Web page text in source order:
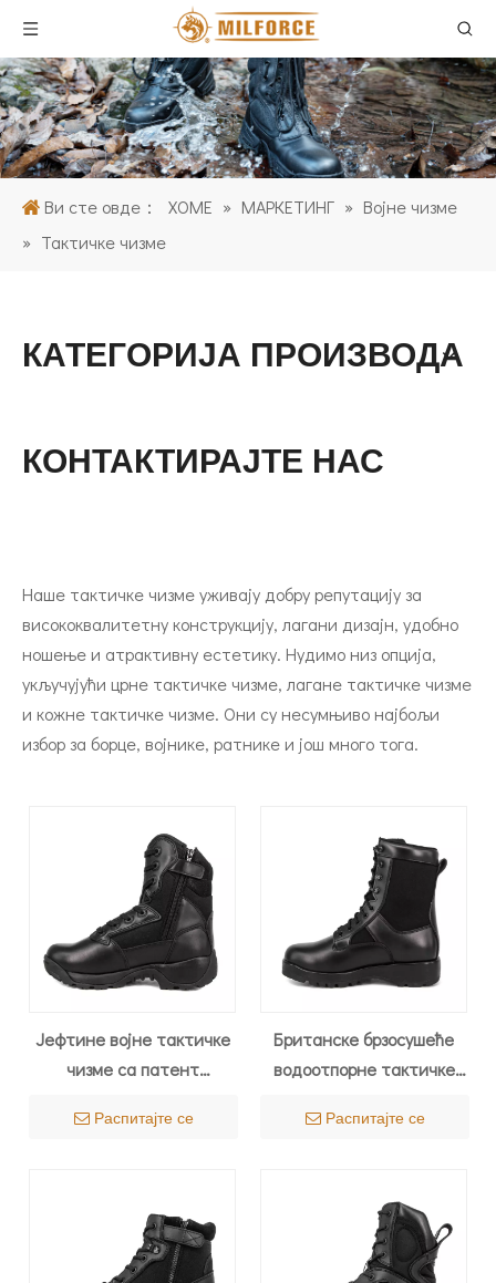
Ви сте овде： ХОМЕ » МАРКЕТИНГ » Војне чизме
» Тактичке чизме
КАТЕГОРИЈА ПРОИЗВОДА
КОНТАКТИРАЈТЕ НАС
Наше тактичке чизме уживају добру репутацију за
висококвалитетну конструкцију, лагани дизајн, удобно
ношење и атрактивну естетику. Нудимо низ опција,
укључујући црне тактичке чизме, лагане тактичке чизме
и кожне тактичке чизме. Они су несумњиво најбољи
избор за борце, војнике, ратнике и још много тога.
Јефтине војне тактичке
чизме са патент
Распитајте се
Британске брзосушеће
водоотпорне тактичке
Распитајте се